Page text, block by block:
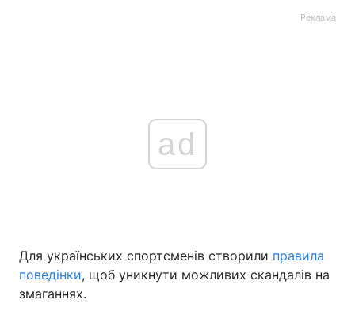
Реклама
ad
Для українських спортсменів створили правила
поведінки, щоб уникнути можливих скандалів на
змаганнях.